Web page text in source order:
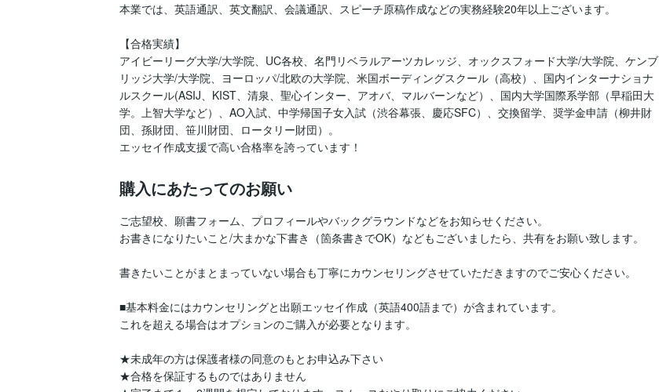
本業では、英語通訳、英文翻訳、会議通訳、スピーチ原稿作成などの実務経験20年以上ございます。
【合格実績】
アイビーリーグ大学/大学院、UC各校、名門リベラルアーツカレッジ、オックスフォード大学/大学院、ケンブ
リッジ大学/大学院、ヨーロッパ/北欧の大学院、米国ボーディングスクール（高校）、国内インターナショナ
ルスクール(ASIJ、KIST、清泉、聖心インター、アオバ、マルバーンなど）、国内大学国際系学部（早稲田大
学。上智大学など）、AO入試、中学帰国子女入試（渋谷幕張、慶応SFC）、交換留学、奨学金申請（柳井財
団、孫財団、笹川財団、ロータリー財団）。
エッセイ作成支援で高い合格率を誇っています！
購入にあたってのお願い
ご志望校、願書フォーム、プロフィールやバックグラウンドなどをお知らせください。
お書きになりたいこと/大まかな下書き（箇条書きでOK）などもございましたら、共有をお願い致します。
書きたいことがまとまっていない場合も丁寧にカウンセリングさせていただきますのでご安心ください。
■基本料金にはカウンセリングと出願エッセイ作成（英語400語まで）が含まれています。
これを超える場合はオプションのご購入が必要となります。
★未成年の方は保護者様の同意のもとお申込み下さい
★合格を保証するものではありません